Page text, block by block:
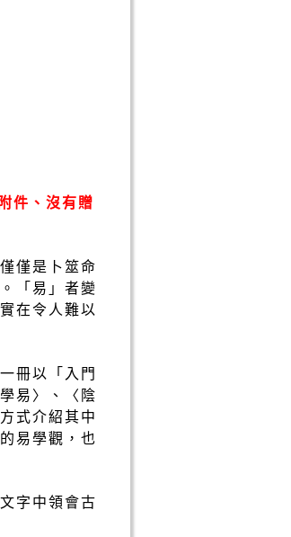
件、沒有贈
僅是卜筮命
「易」者變
在令人難以
冊以「入門
易〉、〈陰
式介紹其中
易學觀，也
字中領會古